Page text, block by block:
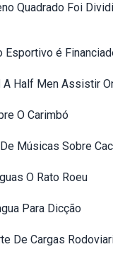
Quadrado Foi
Esportivo é
A Half Men Assistir
O Carimbó
Músicas Sobre
O Rato Roeu
Para Dicção
De Cargas